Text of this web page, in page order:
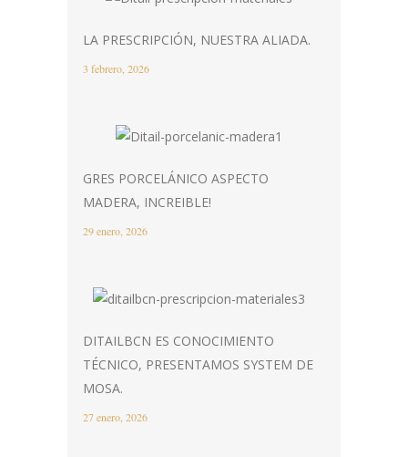
LA PRESCRIPCIÓN, NUESTRA ALIADA.
3 febrero, 2026
GRES PORCELÁNICO ASPECTO
MADERA, INCREIBLE!
29 enero, 2026
DITAILBCN ES CONOCIMIENTO
TÉCNICO, PRESENTAMOS SYSTEM DE
MOSA.
27 enero, 2026